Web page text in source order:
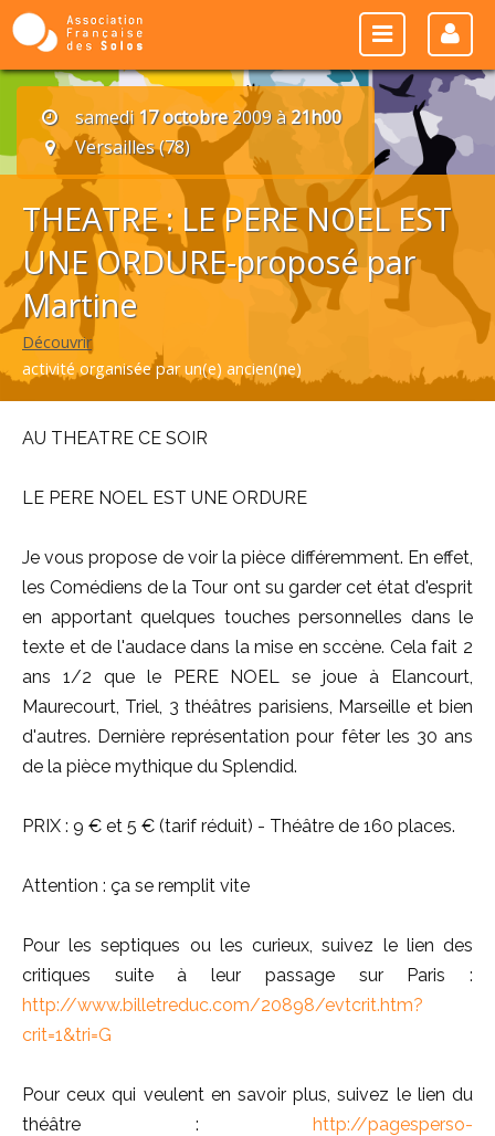
samedi 17 octobre2009 à21h00
Versailles (78)
THEATRE : LE PERE NOEL EST
UNE ORDURE-proposé par
Martine
Découvrir
activité organisée par un(e) ancien(ne)
AU THEATRE CE SOIR
LE PERE NOEL EST UNE ORDURE
Je vous propose de voir la pièce différemment. En effet,
les Comédiens de la Tour ont su garder cet état d'esprit
en apportant quelques touches personnelles dans le
texte et de l'audace dans la mise en sccène. Cela fait 2
ans 1/2 que le PERE NOEL se joue à Elancourt,
Maurecourt, Triel, 3 théâtres parisiens, Marseille et bien
d'autres. Dernière représentation pour fêter les 30 ans
de la pièce mythique du Splendid.
PRIX : 9 € et 5 € (tarif réduit) - Théâtre de 160 places.
Attention : ça se remplit vite
Pour les septiques ou les curieux, suivez le lien des
critiques suite à leur passage sur Paris :
http://www.billetreduc.com/20898/evtcrit.htm?
crit=1&tri=G
Pour ceux qui veulent en savoir plus, suivez le lien du
théâtre : http://pagesperso-